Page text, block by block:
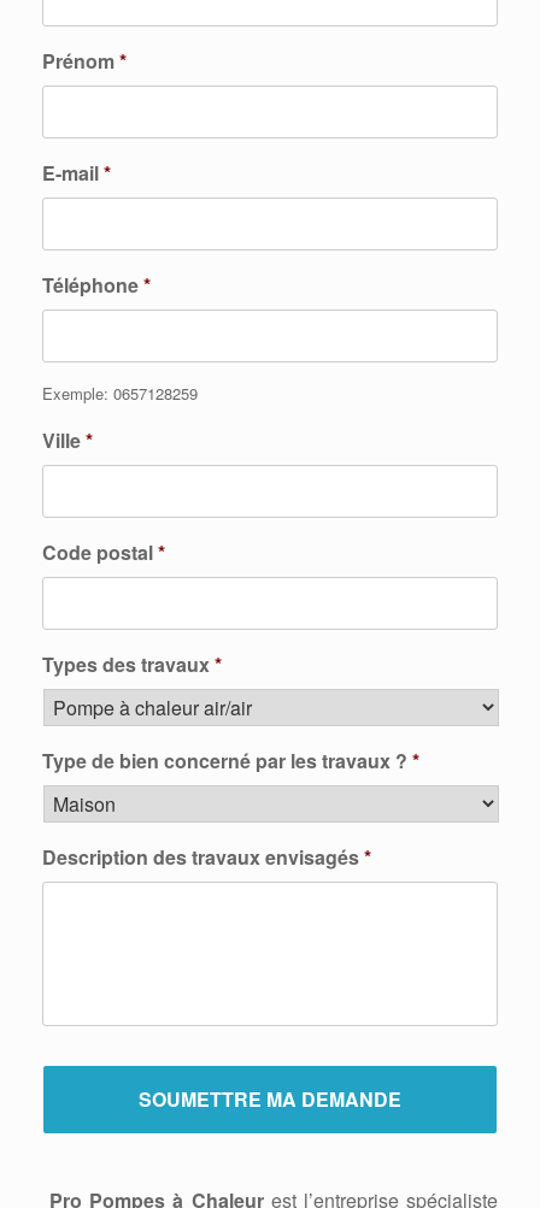
Prénom*
E-mail*
Téléphone*
Exemple: 0657128259
Ville*
Code postal*
Types des travaux*
Type de bien concerné par les travaux ? *
Description des travaux envisagés*
Pro Pompes à Chaleurest l’entreprise spécialiste